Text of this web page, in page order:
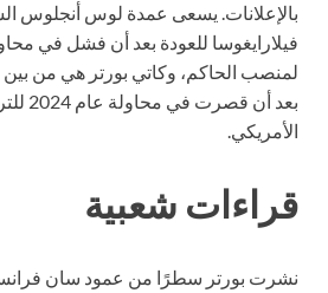
بالإعلانات. يسعى عمدة لوس أنجلوس
لمنصب الحاكم، وكاتي بورتر هي من بين
بعد
الأمريكي.
قراءات شعبية
نشرت بورتر سطرًا من عمود سان